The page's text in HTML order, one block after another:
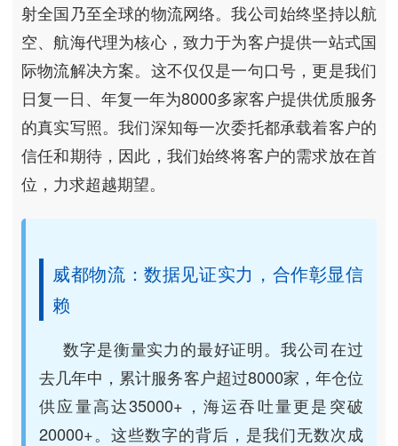
射全国乃至全球的物流网络。我公司始终坚持以航
空、航海代理为核心，致力于为客户提供一站式国
际物流解决方案。这不仅仅是一句口号，更是我们
日复一日、年复一年为8000多家客户提供优质服务
的真实写照。我们深知每一次委托都承载着客户的
信任和期待，因此，我们始终将客户的需求放在首
位，力求超越期望。
威都物流：数据见证实力，合作彰显信
赖
数字是衡量实力的最好证明。我公司在过
去几年中，累计服务客户超过8000家，年仓位
供应量高达35000+，海运吞吐量更是突破
20000+。这些数字的背后，是我们无数次成